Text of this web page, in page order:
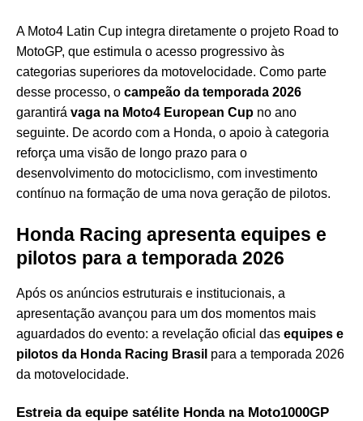
A Moto4 Latin Cup integra diretamente o projeto Road to
MotoGP, que estimula o acesso progressivo às
categorias superiores da motovelocidade. Como parte
desse processo, o campeão da temporada 2026
garantirá vaga na Moto4 European Cup no ano
seguinte. De acordo com a Honda, o apoio à categoria
reforça uma visão de longo prazo para o
desenvolvimento do motociclismo, com investimento
contínuo na formação de uma nova geração de pilotos.
Honda Racing apresenta equipes e
pilotos para a temporada 2026
Após os anúncios estruturais e institucionais, a
apresentação avançou para um dos momentos mais
aguardados do evento: a revelação oficial das equipes e
pilotos da Honda Racing Brasil para a temporada 2026
da motovelocidade.
Estreia da equipe satélite Honda na Moto1000GP